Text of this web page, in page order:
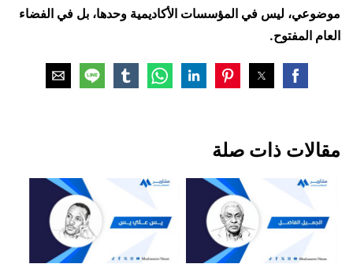
موضوعي، ليس في المؤسسات الأكاديمية وحدها، بل في الفضاء
العام المفتوح.
مقالات ذات صلة